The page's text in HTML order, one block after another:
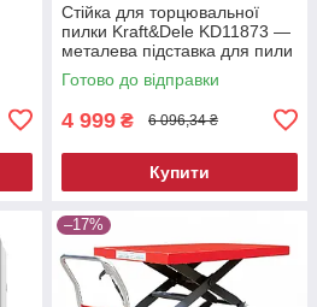
Стійка для торцювальної
пилки Kraft&Dele KD11873 —
металева підставка для пили
Готово до відправки
4 999 ₴ 6 096,34 ₴
Купити
–17%